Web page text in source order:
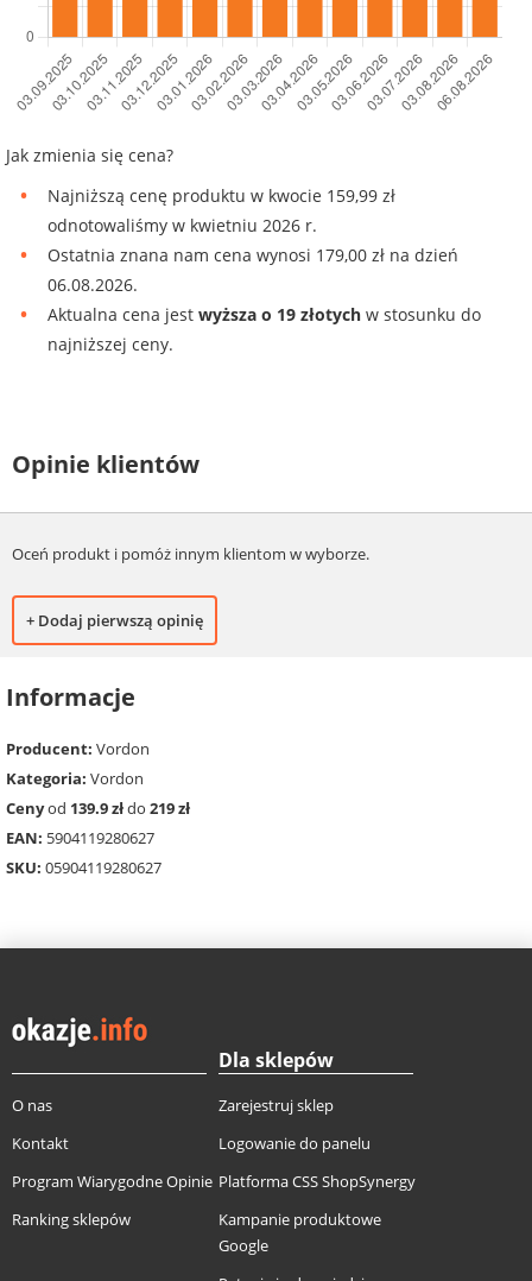
Jak zmienia się cena?
Najniższą cenę produktu w kwocie 159,99 zł
odnotowaliśmy w kwietniu 2026 r.
Ostatnia znana nam cena wynosi 179,00 zł na dzień
06.08.2026.
Aktualna cena jest wyższa o 19 złotych w stosunku do
najniższej ceny.
Opinie klientów
Oceń produkt i pomóż innym klientom w wyborze.
+ Dodaj pierwszą opinię
Informacje
Producent: Vordon
Kategoria: Vordon
Cenyod 139.9 złdo 219 zł
EAN: 5904119280627
SKU: 05904119280627
O nas
Kontakt
Program Wiarygodne Opinie
Ranking sklepów
Dla sklepów
Zarejestruj sklep
Logowanie do panelu
Platforma CSS ShopSynergy
Kampanie produktowe
Google